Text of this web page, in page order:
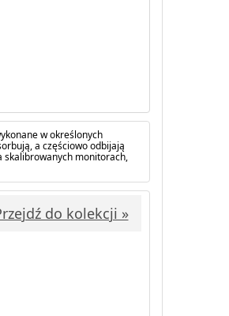
w określonych
a częściowo odbijają
skalibrowanych monitorach,
do kolekcji »